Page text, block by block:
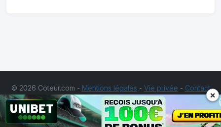
© 2026 Coteur.com - Mentions légales - Vie privée - Contact
Les jeux d'argent et de hasard sont interdits aux
mineurs. Ne misez pas des sommes d'argent supérieures à ce
×